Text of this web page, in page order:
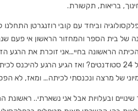
בריאות, תקשורת.
וביחד עם קובי רוזנגרטן
של בית הספר והמחזור הראשון אי פעם
הראשונה בחיי…אני זוכרת את הרגע
ללמד רפלקסולוגיה בכיתה של 24 סטודנטים? ואז
של מרצה ונכנסתי לכיתה… ומאז, לא
ובעלויות אבל אני נשארתי..